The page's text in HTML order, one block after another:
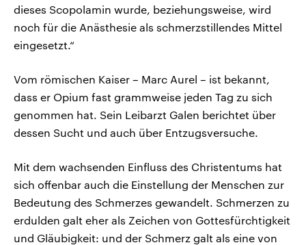
dieses Scopolamin wurde, beziehungsweise, wird
noch für die Anästhesie als schmerzstillendes Mittel
eingesetzt.“
Vom römischen Kaiser – Marc Aurel – ist bekannt,
dass er Opium fast grammweise jeden Tag zu sich
genommen hat. Sein Leibarzt Galen berichtet über
dessen Sucht und auch über Entzugsversuche.
Mit dem wachsenden Einfluss des Christentums hat
sich offenbar auch die Einstellung der Menschen zur
Bedeutung des Schmerzes gewandelt. Schmerzen zu
erdulden galt eher als Zeichen von Gottesfürchtigkeit
und Gläubigkeit: und der Schmerz galt als eine von